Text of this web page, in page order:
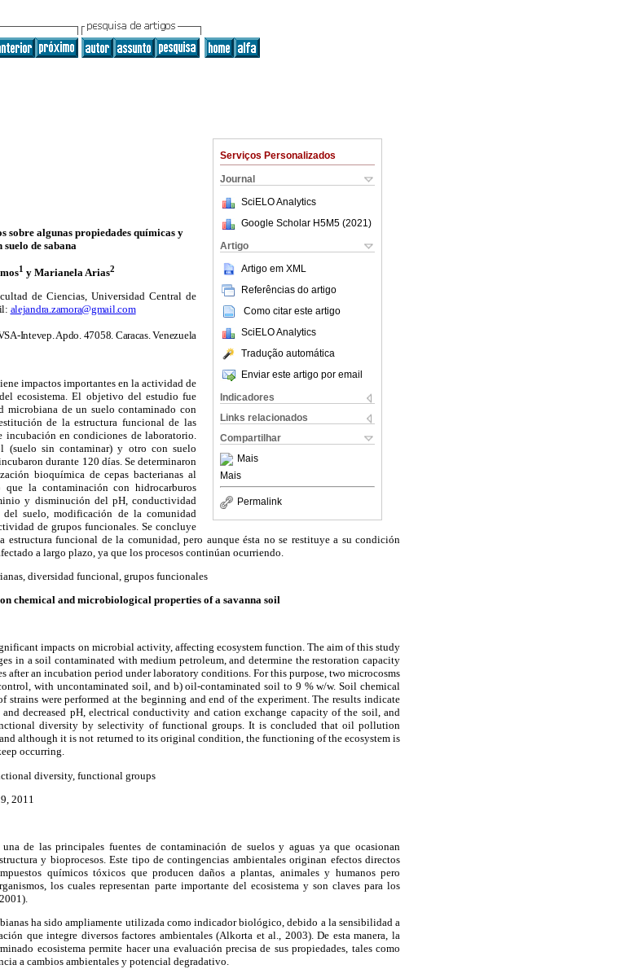
Serviços Personalizados
Journal
SciELO Analytics
Google Scholar H5M5 (2021 )
Artigo
Artigo em XML
Referências do artigo
Como citar este artigo
SciELO Analytics
Tradução automática
Enviar este artigo por email
Indicadores
Links relacionados
Compartilhar
Mais
Mais
Permalink
algunas propiedades químicas y
de sabana
1 y Marianela Arias2
de Ciencias, Universidad Central de
alejandra.zamora@gmail.com
Intevep. Apdo. 47058. Caracas. Venezuela
impactos importantes en la actividad de
ecosistema. El objetivo del estudio fue
de un suelo contaminado con
de la estructura funcional de las
en condiciones de laboratorio.
(suelo sin contaminar) y otro con suelo
durante 120 días. Se determinaron
bioquímica de cepas bacterianas al
la contaminación con hidrocarburos
y disminución del pH, conductividad
suelo, modificación de la comunidad
de grupos funcionales. Se concluye
estructura funcional de la comunidad, pero aunque ésta no se restituye a su condición
a largo plazo, ya que los procesos continúan ocurriendo.
diversidad funcional, grupos funcionales
chemical and microbiological properties of a savanna soil
impacts on microbial activity, affecting ecosystem function. The aim of this study
in a soil contaminated with medium petroleum, and determine the restoration capacity
after an incubation period under laboratory conditions. For this purpose, two microcosms
with uncontaminated soil, and b) oil-contaminated soil to 9 % w/w. Soil chemical
strains were performed at the beginning and end of the experiment. The results indicate
decreased pH, electrical conductivity and cation exchange capacity of the soil, and
diversity by selectivity of functional groups. It is concluded that oil pollution
although it is not returned to its original condition, the functioning of the ecosystem is
occurring.
diversity, functional groups
2011
de las principales fuentes de contaminación de suelos y aguas ya que ocasionan
y bioprocesos. Este tipo de contingencias ambientales originan efectos directos
químicos tóxicos que producen daños a plantas, animales y humanos pero
los cuales representan parte importante del ecosistema y son claves para los
ha sido ampliamente utilizada como indicador biológico, debido a la sensibilidad a
que integre diversos factores ambientales (Alkorta et al., 2003). De esta manera, la
ecosistemapermite hacer una evaluación precisa de sus propiedades, tales como
a cambios ambientales y potencial degradativo.